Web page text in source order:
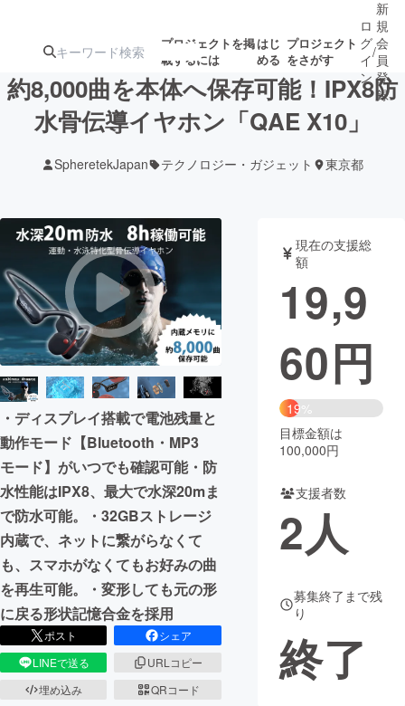
プロジェクトを掲
載するには
はじ
める
プロジェクト
をさがす
ジェクト
ターン
ジェクト
ロジェクト
もうすぐ公開
されます
アート・写真 音楽
テクノロジー・ガジェット ゲーム・
映像・映画 書籍・雑誌
ビジネス・起業 チャレンジ
まちづくり・地域活性化
CAMPFIRE for Social Good
CAMPFIRE Creation
CAMPFIREふるさと納税machi-ya コミュニティ
ロ
グ
イ
ン
/
新
規
会
員
登
録
約8,000曲を本体へ保存可能！IPX8防
水骨伝導イヤホン「QAE X10」
SpheretekJapan テクノロジー・ガジェット 東京都
・ディスプレイ搭載で電池残量と
動作モード【Bluetooth・MP3
モード】がいつでも確認可能・防
水性能はIPX8、最大で水深20mま
で防水可能。・32GBストレージ
内蔵で、ネットに繋がらなくて
も、スマホがなくてもお好みの曲
を再生可能。・変形しても元の形
に戻る形状記憶合金を採用
ポスト
シェア
LINEで送る
URLコピー
埋め込み
QRコード
現在の支援総
額
19,9
60円
19%
目標金額は
100,000円
支援者数
2人
募集終了まで残
り
終了